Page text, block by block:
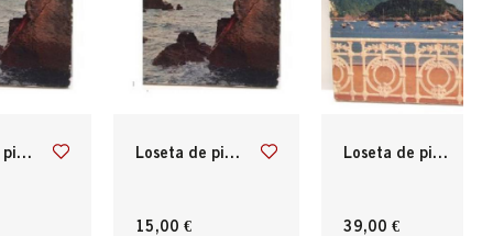
loseta de piedra con el peine del viento de san sebastián
15,00 €
loseta de piedra con la barandilla de la concha de san sebastián
39,00 €